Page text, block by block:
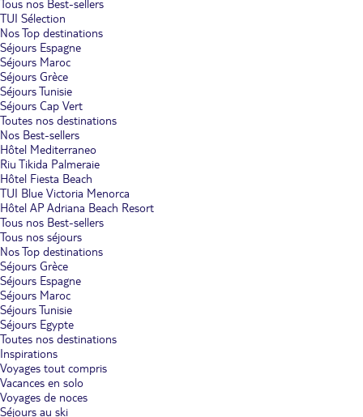
Tous nos Best-sellers
TUI Sélection
Nos Top destinations
Séjours Espagne
Séjours Maroc
Séjours Grèce
Séjours Tunisie
Séjours Cap Vert
Toutes nos destinations
Nos Best-sellers
Hôtel Mediterraneo
Riu Tikida Palmeraie
Hôtel Fiesta Beach
TUI Blue Victoria Menorca
Hôtel AP Adriana Beach Resort
Tous nos Best-sellers
Tous nos séjours
Nos Top destinations
Séjours Grèce
Séjours Espagne
Séjours Maroc
Séjours Tunisie
Séjours Egypte
Toutes nos destinations
Inspirations
Voyages tout compris
Vacances en solo
Voyages de noces
Séjours au ski